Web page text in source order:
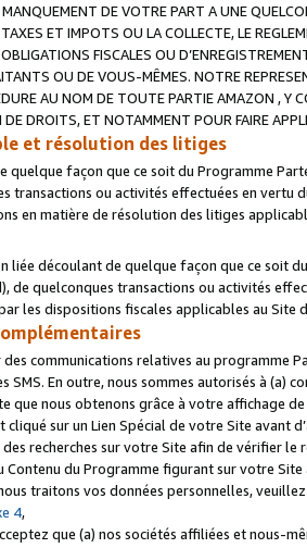
DE VOTRE PART A UNE
ET IMPOTS OU LA COLLECTE, LE
FISCALES OU
OU DE VOUS-MÊMES. NOTRE
AU NOM DE TOUTE PARTIE AMAZON , Y
DROITS, ET NOTAMMENT POUR FAIRE
et résolution des litiges
quelque façon que ce soit du Programme
transactions ou activités effectuées en vertu
en matière de résolution des litiges
liée découlant de quelque façon que ce soit
de quelconques transactions ou activités
les dispositions fiscales applicables au Site
communications relatives au programme
SMS. En outre, nous sommes autorisés à
que nous obtenons grâce à votre affichage
sur un Lien Spécial de votre Site avant
recherches sur votre Site afin de vérifier
du Programme figurant sur votre
traitons vos données personnelles,
4,
que (a) nos sociétés affiliées et nous-